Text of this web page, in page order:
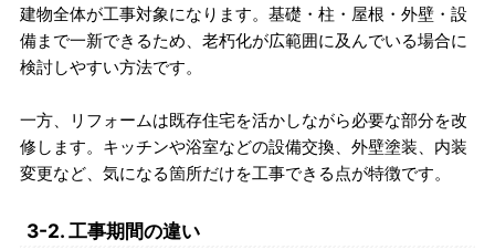
建物全体が工事対象になります。基礎・柱・屋根・外壁・設
備まで一新できるため、老朽化が広範囲に及んでいる場合に
検討しやすい方法です。
一方、リフォームは既存住宅を活かしながら必要な部分を改
修します。キッチンや浴室などの設備交換、外壁塗装、内装
変更など、気になる箇所だけを工事できる点が特徴です。
3-2. 工事期間の違い